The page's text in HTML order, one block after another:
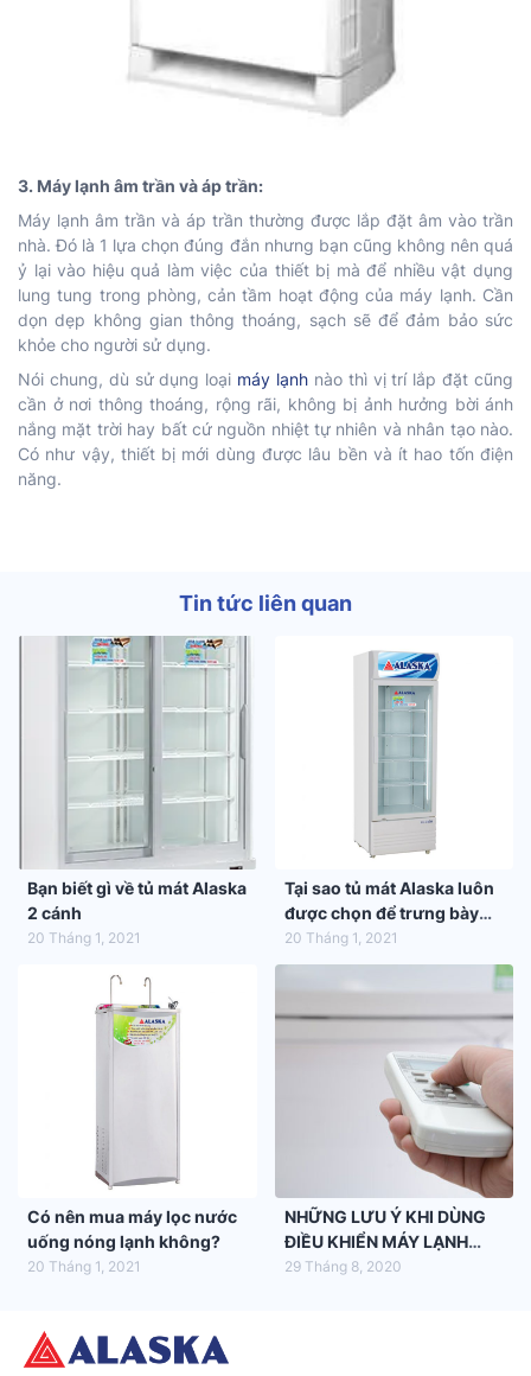
3. Máy lạnh âm trần và áp trần:
Máy lạnh âm trần và áp trần thường được lắp đặt âm vào trần
nhà. Đó là 1 lựa chọn đúng đắn nhưng bạn cũng không nên quá
ỷ lại vào hiệu quả làm việc của thiết bị mà để nhiều vật dụng
lung tung trong phòng, cản tầm hoạt động của máy lạnh. Cần
dọn dẹp không gian thông thoáng, sạch sẽ để đảm bảo sức
khỏe cho người sử dụng.
Nói chung, dù sử dụng loại máy lạnh nào thì vị trí lắp đặt cũng
cần ở nơi thông thoáng, rộng rãi, không bị ảnh hưởng bời ánh
nắng mặt trời hay bất cứ nguồn nhiệt tự nhiên và nhân tạo nào.
Có như vậy, thiết bị mới dùng được lâu bền và ít hao tốn điện
năng.
Tin tức liên quan
Bạn biết gì về tủ mát Alaska
2 cánh
20 Tháng 1, 2021
Tại sao tủ mát Alaska luôn
được chọn để trưng bày
hàng hóa trong siêu thị
20 Tháng 1, 2021
Có nên mua máy lọc nước
uống nóng lạnh không?
20 Tháng 1, 2021
NHỮNG LƯU Ý KHI DÙNG
ĐIỀU KHIỂN MÁY LẠNH
ALASKA
29 Tháng 8, 2020